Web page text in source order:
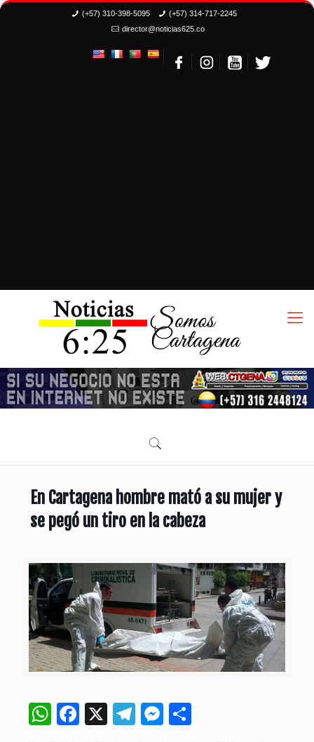
(+57) 310-398-5095
(+57) 314-717-2245
director@noticias625.co
En Cartagena hombre mató a su mujer y
se pegó un tiro en la cabeza
WhatsApp
Facebook
X Telegram
Messenger